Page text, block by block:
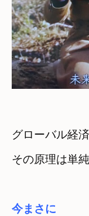
グローバル経
その原理は単
今まさに